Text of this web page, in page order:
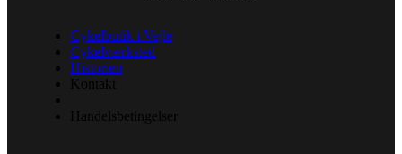
Cykelbutik i Vejle
Cykelværksted
Historien
Kontakt
Handelsbetingelser